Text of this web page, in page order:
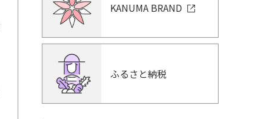
KANUMA BRAND
ふるさと納税